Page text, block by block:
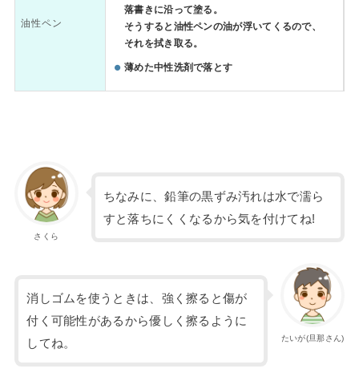
油性ペン
落書きに沿って塗る。
そうすると油性ペンの油が浮いてくるので、
それを拭き取る。
薄めた中性洗剤で落とす
さくら
ちなみに、鉛筆の黒ずみ汚れは水で濡ら
すと落ちにくくなるから気を付けてね!
たいが(旦那さん)
消しゴムを使うときは、強く擦ると傷が
付く可能性があるから優しく擦るように
してね。